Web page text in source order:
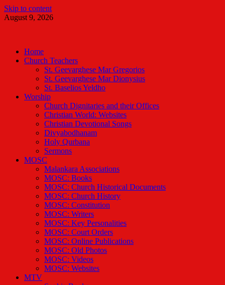
Skip to content
August 9, 2026
Home
Church Teachers
St. Geevarghese Mar Gregorios
St. Geevarghese Mar Dionysius
St. Baselios Yeldho
Worship
Church Dignitaries and their Offices
Christian World: Websites
Christian Devotional Songs
Divyabodhanam
Holy Qurbana
Sermons
MOSC
Malankara Associations
MOSC: Books
MOSC: Church Historical Documents
MOSC: Church History
MOSC: Constitution
MOSC: Writers
MOSC: Key Personalities
MOSC: Court Orders
MOSC: Online Publications
MOSC: Old Photos
MOSC: Videos
MOSC: Websites
MTV